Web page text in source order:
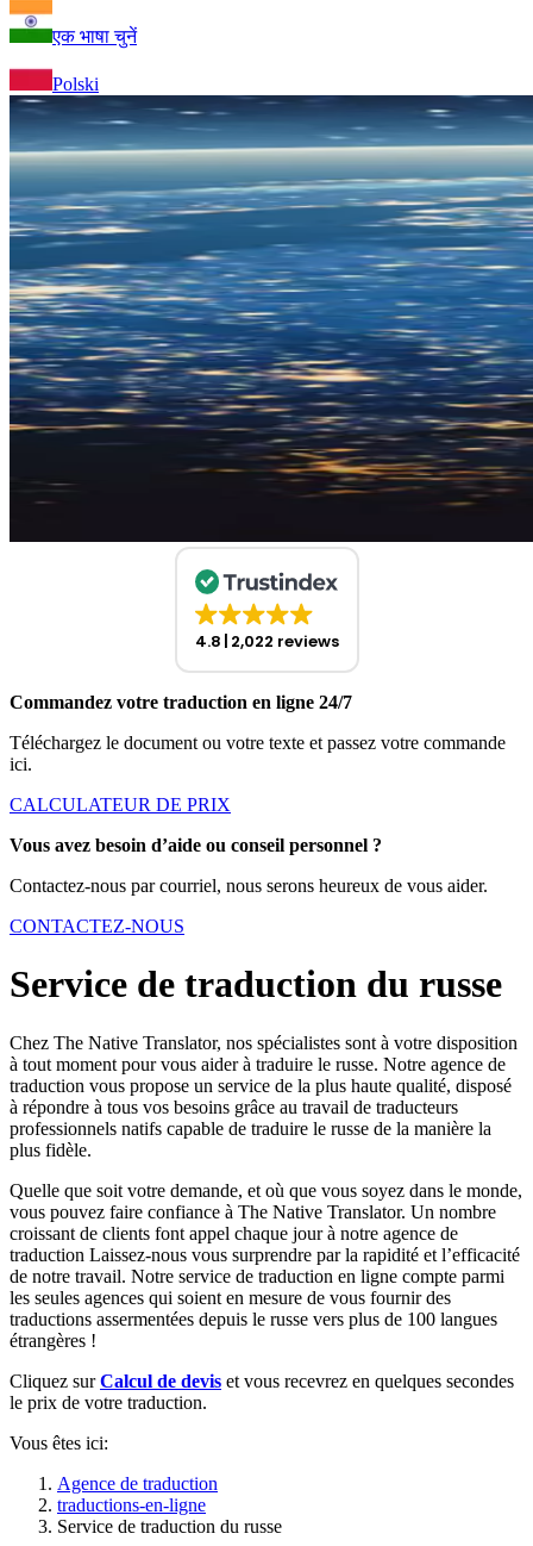
एक भाषा चुनें
Polski
4.8 2,022 reviews
Commandez votre traduction en ligne 24/7
Téléchargez le document ou votre texte et passez votre commande
ici.
CALCULATEUR DE PRIX
Vous avez besoin d’aide ou conseil personnel ?
Contactez-nous par courriel, nous serons heureux de vous aider.
CONTACTEZ-NOUS
Service de traduction du russe
Chez The Native Translator, nos spécialistes sont à votre disposition
à tout moment pour vous aider à traduire le russe. Notre agence de
traduction vous propose un service de la plus haute qualité, disposé
à répondre à tous vos besoins grâce au travail de traducteurs
professionnels natifs capable de traduire le russe de la manière la
plus fidèle.
Quelle que soit votre demande, et où que vous soyez dans le monde,
vous pouvez faire confiance à The Native Translator. Un nombre
croissant de clients font appel chaque jour à notre agence de
traduction Laissez-nous vous surprendre par la rapidité et l’efficacité
de notre travail. Notre service de traduction en ligne compte parmi
les seules agences qui soient en mesure de vous fournir des
traductions assermentées depuis le russe vers plus de 100 langues
étrangères !
Cliquez surCalcul de devis et vous recevrez en quelques secondes
le prix de votre traduction.
Vous êtes ici:
Agence de traduction
traductions-en-ligne
Service de traduction du russe